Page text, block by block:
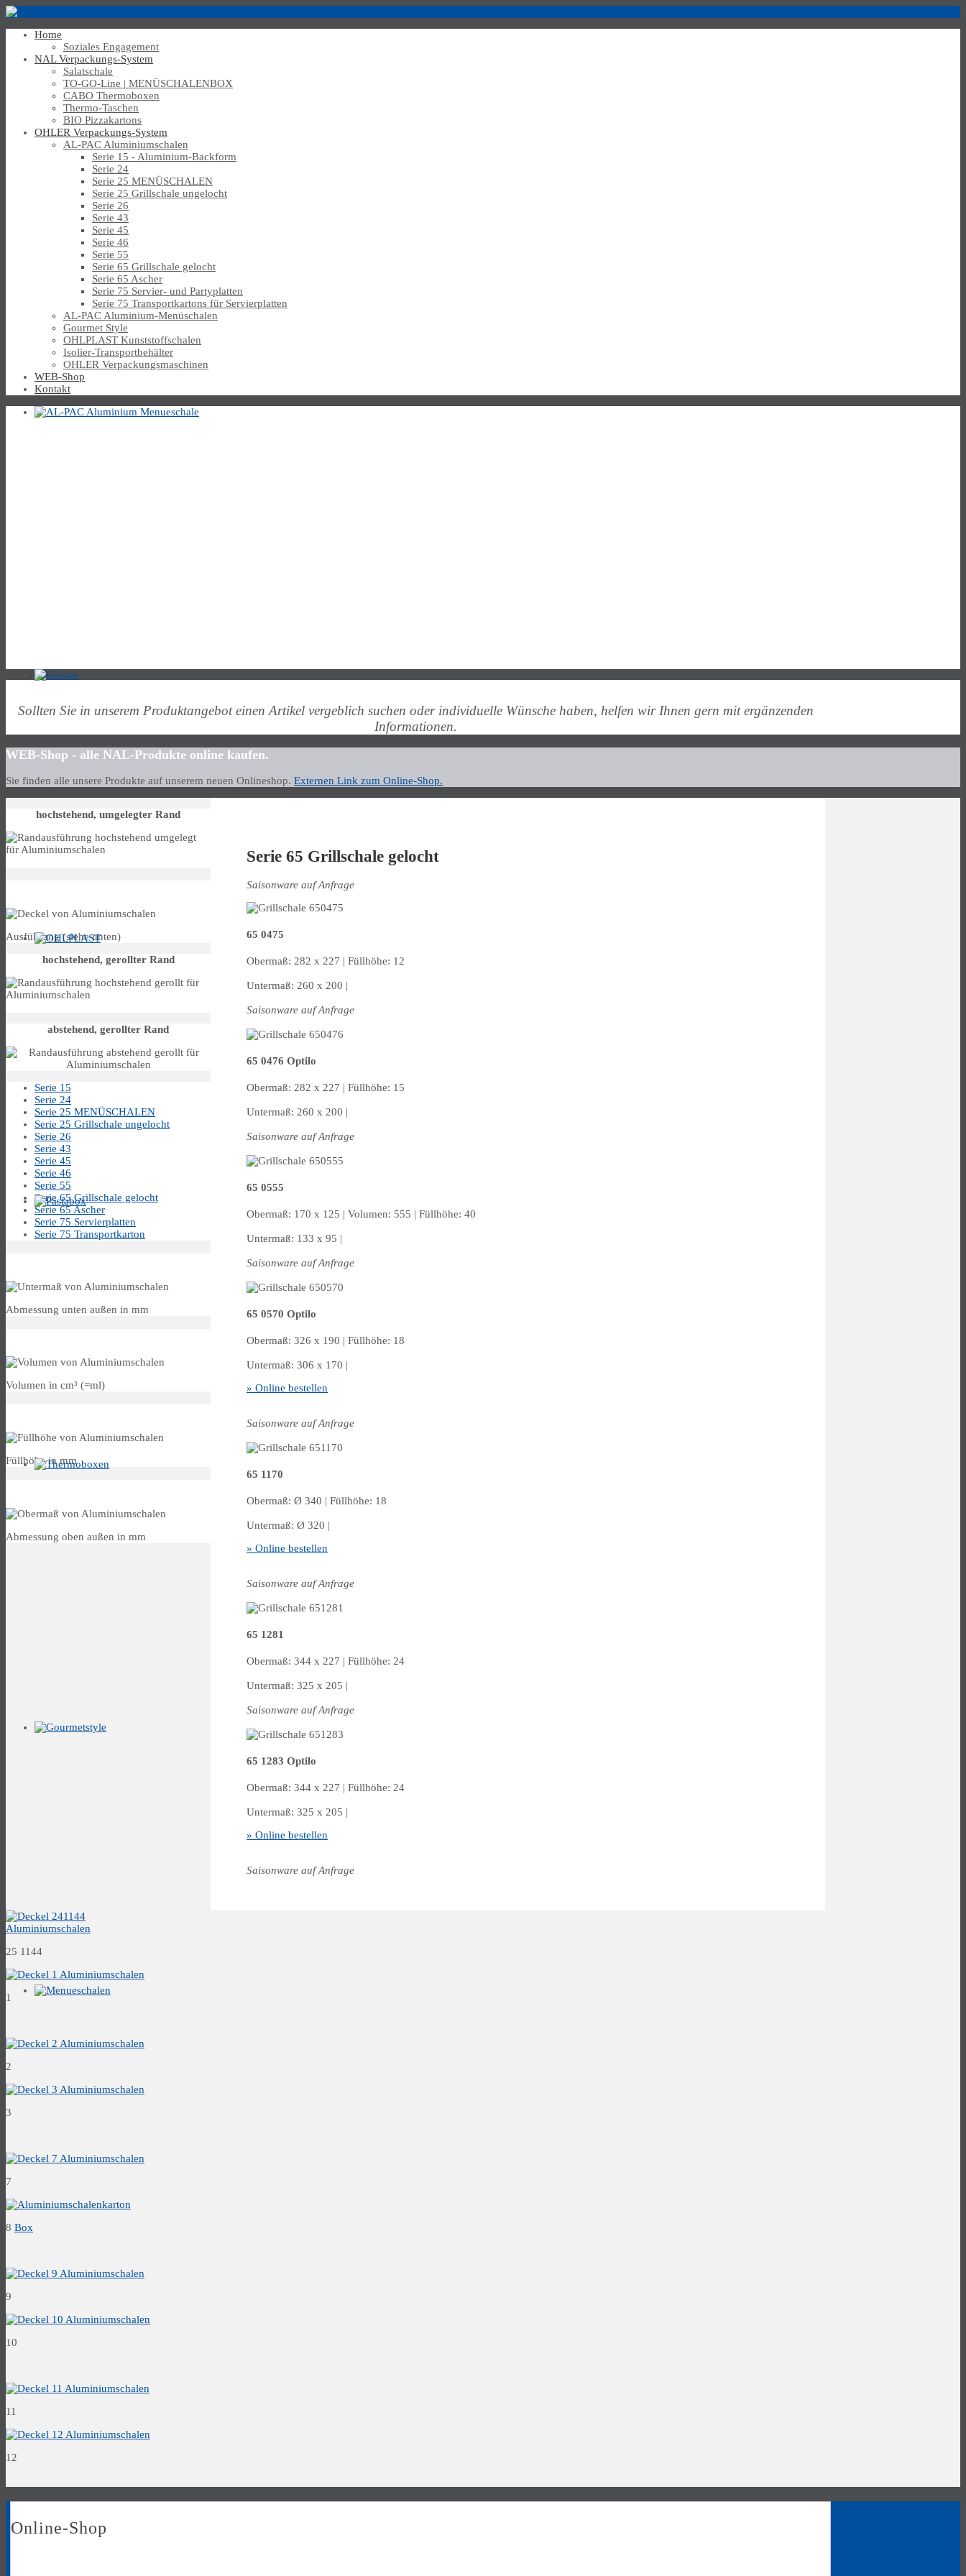
Home
Soziales Engagement
NAL Verpackungs-System
Salatschale
TO-GO-Line | MENÜSCHALENBOX
CABO Thermoboxen
Thermo-Taschen
BIO Pizzakartons
OHLER Verpackungs-System
AL-PAC Aluminiumschalen
Serie 15 - Aluminium-Backform
Serie 24
Serie 25 MENÜSCHALEN
Serie 25 Grillschale ungelocht
Serie 26
Serie 43
Serie 45
Serie 46
Serie 55
Serie 65 Grillschale gelocht
Serie 65 Ascher
Serie 75 Servier- und Partyplatten
Serie 75 Transportkartons für Servierplatten
AL-PAC Aluminium-Menüschalen
Gourmet Style
OHLPLAST Kunststoffschalen
Isolier-Transportbehälter
OHLER Verpackungsmaschinen
WEB-Shop
Kontakt
Sollten Sie in unserem Produktangebot einen Artikel vergeblich suchen oder individuelle Wünsche haben, helfen wir Ihnen gern mit ergänzenden
Informationen.
WEB-Shop - alle NAL-Produkte online kaufen.
Sie finden alle unsere Produkte auf unserem neuen Onlineshop. Externen Link zum Online-Shop.
hochstehend, umgelegter Rand
Ausführung (siehe unten)
hochstehend, gerollter Rand
abstehend, gerollter Rand
Serie 15
Serie 24
Serie 25 MENÜSCHALEN
Serie 25 Grillschale ungelocht
Serie 26
Serie 43
Serie 45
Serie 46
Serie 55
Serie 65 Grillschale gelocht
Serie 65 Ascher
Serie 75 Servierplatten
Serie 75 Transportkarton
Abmessung unten außen in mm
Volumen in cm³ (=ml)
Füllhöhe in mm
Abmessung oben außen in mm
Serie 65 Grillschale gelocht
Saisonware auf Anfrage
65 0475
Obermaß: 282 x 227 | Füllhöhe: 12
Untermaß: 260 x 200 |
Saisonware auf Anfrage
65 0476 Optilo
Obermaß: 282 x 227 | Füllhöhe: 15
Untermaß: 260 x 200 |
Saisonware auf Anfrage
65 0555
Obermaß: 170 x 125 | Volumen: 555 | Füllhöhe: 40
Untermaß: 133 x 95 |
Saisonware auf Anfrage
65 0570 Optilo
Obermaß: 326 x 190 | Füllhöhe: 18
Untermaß: 306 x 170 |
» Online bestellen
Saisonware auf Anfrage
65 1170
Obermaß: Ø 340 | Füllhöhe: 18
Untermaß: Ø 320 |
» Online bestellen
Saisonware auf Anfrage
65 1281
Obermaß: 344 x 227 | Füllhöhe: 24
Untermaß: 325 x 205 |
Saisonware auf Anfrage
65 1283 Optilo
Obermaß: 344 x 227 | Füllhöhe: 24
Untermaß: 325 x 205 |
» Online bestellen
Saisonware auf Anfrage
25 1144
1
2
3
7
8 Box
9
10
11
12
Online-Shop